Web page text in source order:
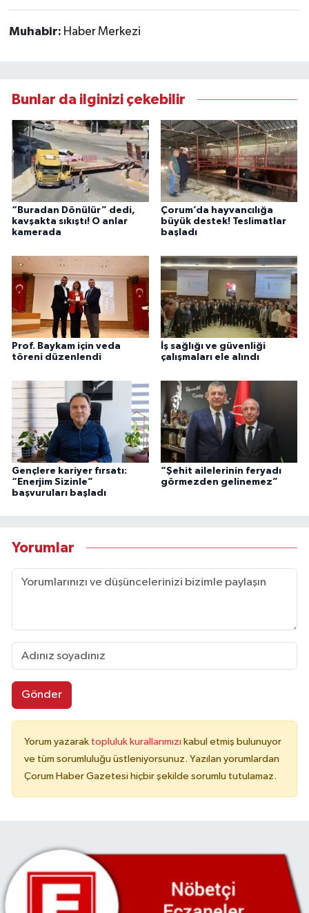
Muhabir: Haber Merkezi
Bunlar da ilginizi çekebilir
“Buradan Dönülür” dedi,
kavşakta sıkıştı! O anlar
kamerada
Çorum’da hayvancılığa
büyük destek! Teslimatlar
başladı
Prof. Baykam için veda
töreni düzenlendi
İş sağlığı ve güvenliği
çalışmaları ele alındı
Gençlere kariyer fırsatı:
“Enerjim Sizinle”
başvuruları başladı
“Şehit ailelerinin feryadı
görmezden gelinemez”
Yorumlar
Gönder
Yorum yazarak topluluk kurallarımızı kabul etmiş bulunuyor
ve tüm sorumluluğu üstleniyorsunuz. Yazılan yorumlardan
Çorum Haber Gazetesi hiçbir şekilde sorumlu tutulamaz.